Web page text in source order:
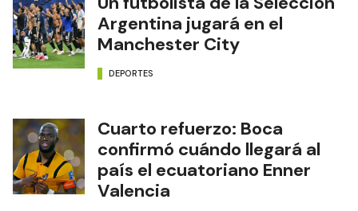
Argentina jugará en el
Manchester City
DEPORTES
Cuarto refuerzo: Boca
confirmó cuándo llegará al
país el ecuatoriano Enner
Valencia